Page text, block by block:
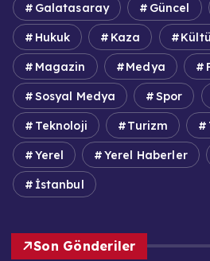
Galatasaray Güncel
Hukuk Kaza
Magazin Medya
Sosyal Medya Spor
Teknoloji Turizm
Yerel Yerel Haberler
İstanbul
Son Gönderiler